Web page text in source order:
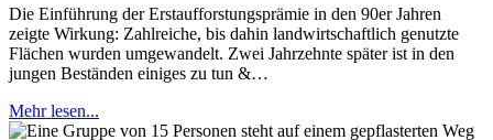
Die Einführung der Erstaufforstungsprämie in den 90er Jahren
zeigte Wirkung: Zahlreiche, bis dahin landwirtschaftlich genutzte
Flächen wurden umgewandelt. Zwei Jahrzehnte später ist in den
jungen Beständen einiges zu tun &…
Mehr lesen...